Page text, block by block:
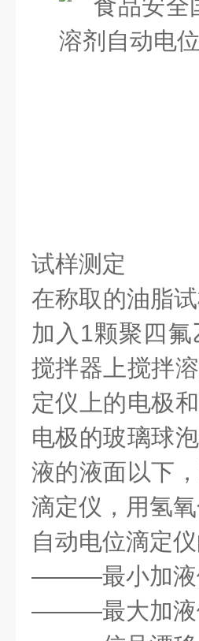
试样测定
在称取的油脂
加入1颗聚四
搅拌器上搅拌
定仪上的电极
电极的玻璃球
液的液面以下
滴定仪，用氢
自动电位滴定
———最小加液
———最大加液